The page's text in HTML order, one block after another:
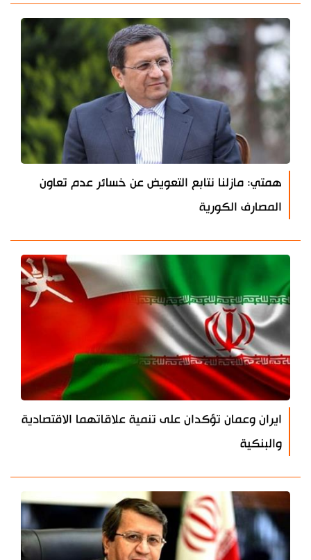
همتي: مازلنا نتابع التعويض عن خسائر عدم تعاون
المصارف الكورية
ايران وعمان تؤكدان على تنمية علاقاتهما الاقتصادية
والبنكية